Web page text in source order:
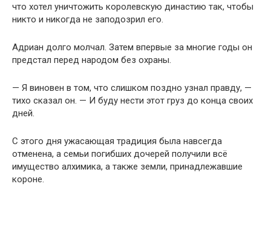
что хотел уничтожить королевскую династию так, чтобы
никто и никогда не заподозрил его.
Адриан долго молчал. Затем впервые за многие годы он
предстал перед народом без охраны.
— Я виновен в том, что слишком поздно узнал правду, —
тихо сказал он. — И буду нести этот груз до конца своих
дней.
С этого дня ужасающая традиция была навсегда
отменена, а семьи погибших дочерей получили всё
имущество алхимика, а также земли, принадлежавшие
короне.